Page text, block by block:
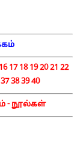
161718192021 22
37383940
- நூல்கள்